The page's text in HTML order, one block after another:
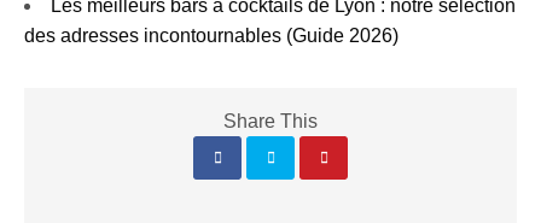
Les meilleurs bars à cocktails de Lyon : notre sélection
des adresses incontournables (Guide 2026)
Share This